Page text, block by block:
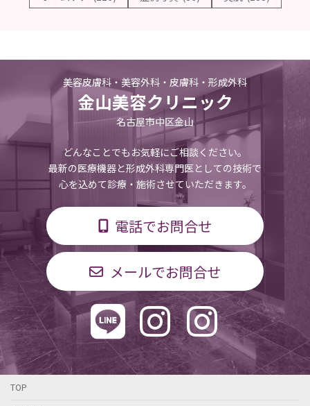
美容皮膚科・美容外科・皮膚科・形成外科
金山美容クリニック
名古屋市中区金山
どんなことでもお気軽にご相談ください。
最新の医療機器と形成外科専門医としての技術で
心を込めて診療・施術させていただきます。
電話でお問合せ
メールでお問合せ
TOP